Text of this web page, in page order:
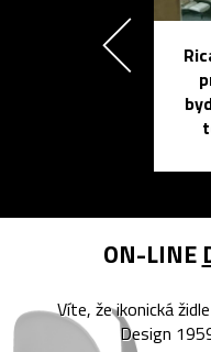
ON-LINE
Víte, že ikonická
Design